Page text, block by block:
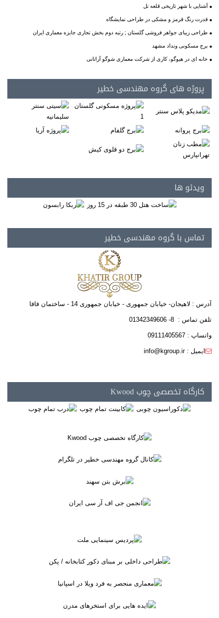
آشنایی با شهر تاریخی قلعه تل
قدرت رنگ قرمز و مشکی در طراحی نمایشگاه
طراحی زیبای جواهر فروشی گلستان ; رتبه دوم بخش تجاری جایزه معماری ایران
برج مسکونی ونداد مشهد
خانه ای در هیوگو، کاری از شرکت معماری شوگو آراتانی
پروژه های گروه مهندسی خطیر
ویدئو ها
تماس با گروه مهندسی خطیر
آدرس : لاهیجان- خیابان جمهوری - خیابان جمهوری 14 - ساختمان فافا
تلفن تماس : 8- 01342349606
واتساپ : 09111405567
ایمیل : info@kgroup.ir
کارگاه تخصصی چوب Kwood